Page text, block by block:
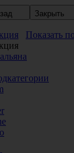
Закрыть
Показать